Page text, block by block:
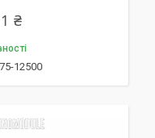
₴
12500